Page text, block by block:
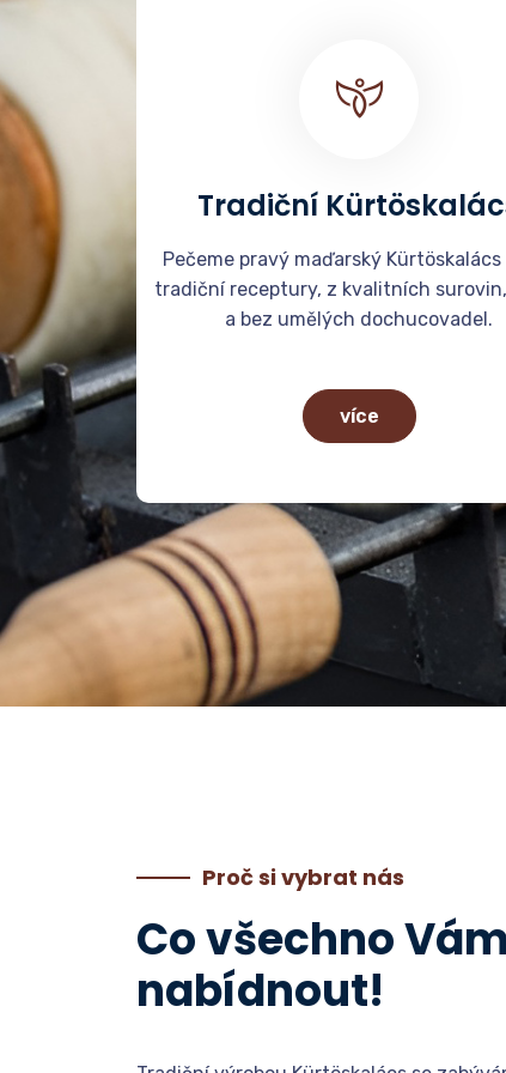
Tradiční
Pečeme pravý maďarský Kürtöskalács
tradiční receptury, z kvalitních
a bez umělých dochucovadel.
více
Proč si vybrat nás
Co všechno
nabídnout!